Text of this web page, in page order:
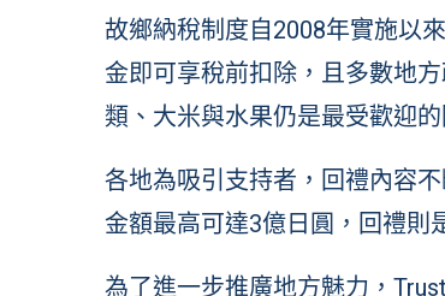
故鄉納稅制度自2008年實施以
金即可享稅前扣除，且多數地
類、大米與水果仍是最受歡迎的
各地為吸引支持者，回禮內容
金額最高可達3億日圓，回禮則
為了進一步推廣地方魅力，